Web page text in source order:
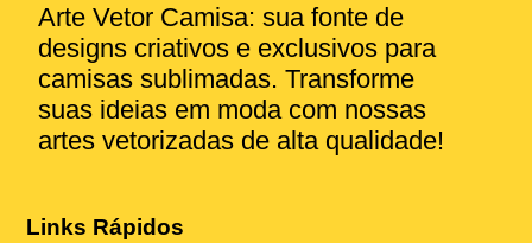
Arte Vetor Camisa: sua fonte de
designs criativos e exclusivos para
camisas sublimadas. Transforme
suas ideias em moda com nossas
artes vetorizadas de alta qualidade!
Links Rápidos